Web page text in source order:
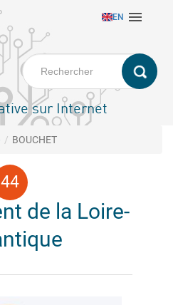
EN 
sur Internet
BOUCHET
de la Loire-